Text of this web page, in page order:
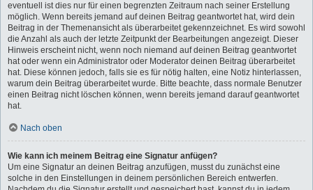
eventuell ist dies nur für einen begrenzten Zeitraum nach seiner Erstellung
möglich. Wenn bereits jemand auf deinen Beitrag geantwortet hat, wird dein
Beitrag in der Themenansicht als überarbeitet gekennzeichnet. Es wird sowohl
die Anzahl als auch der letzte Zeitpunkt der Bearbeitungen angezeigt. Dieser
Hinweis erscheint nicht, wenn noch niemand auf deinen Beitrag geantwortet
hat oder wenn ein Administrator oder Moderator deinen Beitrag überarbeitet
hat. Diese können jedoch, falls sie es für nötig halten, eine Notiz hinterlassen,
warum dein Beitrag überarbeitet wurde. Bitte beachte, dass normale Benutzer
einen Beitrag nicht löschen können, wenn bereits jemand darauf geantwortet
hat.
Nach oben
Wie kann ich meinem Beitrag eine Signatur anfügen?
Um eine Signatur an deinen Beitrag anzufügen, musst du zunächst eine
solche in den Einstellungen in deinem persönlichen Bereich entwerfen.